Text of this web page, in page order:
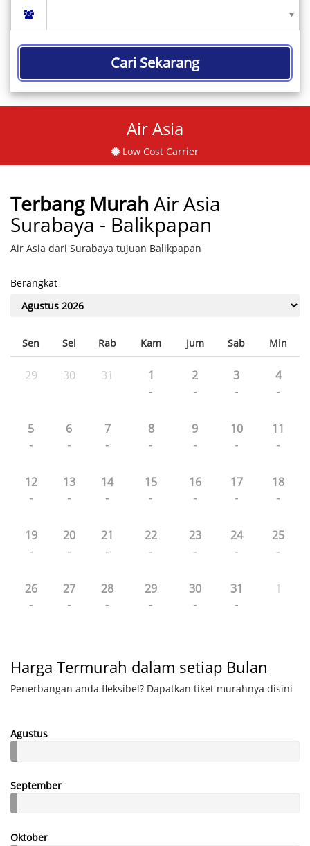
Cari Sekarang
Air Asia
Low Cost Carrier
Terbang MurahAir Asia
Surabaya - Balikpapan
Air Asia dari Surabaya tujuan Balikpapan
Berangkat
Sen Sel Rab Kam Jum Sab Min
29 30 31 1
-
2
-
3
-
4
-
5
-
6
-
7
-
8
-
9
-
10
-
11
-
12
-
13
-
14
-
15
-
16
-
17
-
18
-
19
-
20
-
21
-
22
-
23
-
24
-
25
-
26
-
27
-
28
-
29
-
30
-
31
-
1
Harga Termurah dalam setiap Bulan
Penerbangan anda fleksibel? Dapatkan tiket murahnya disini
Agustus
September
Oktober